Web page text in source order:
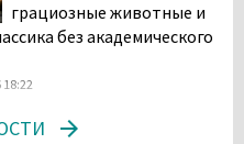
Во втором квартале
текущего года
банков 7,4 млрд
грациозные животные и
без академического